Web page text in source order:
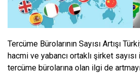
Tercüme Bürolarının Sayısı Artışı
hacmi ve yabancı ortaklı şirket
tercüme bürolarına olan ilgi de